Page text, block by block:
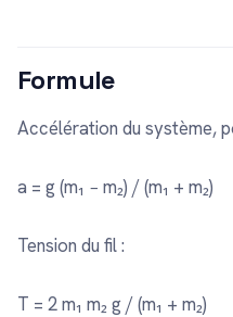
Formule
Accélération du système,
a = g (m₁ − m₂) / (m₁ + m₂)
Tension du fil :
T = 2 m₁ m₂ g / (m₁ + m₂)